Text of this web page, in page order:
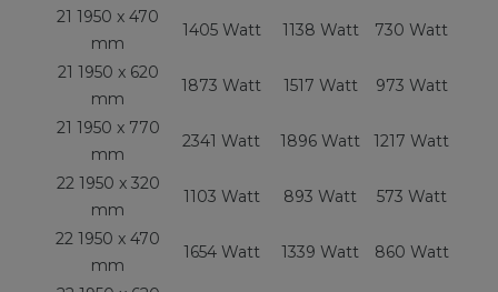
21 1950 x 470
mm
1405 Watt 1138 Watt 730 Watt
21 1950 x 620
mm
1873 Watt 1517 Watt 973 Watt
21 1950 x 770
mm
2341 Watt 1896 Watt 1217 Watt
22 1950 x 320
mm
1103 Watt 893 Watt 573 Watt
22 1950 x 470
mm
1654 Watt 1339 Watt 860 Watt